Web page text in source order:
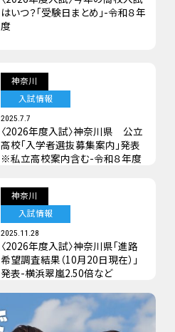
はいつ？「受験日まとめ」-令和８年
度
神奈川
入試情報
2025.7.7
〈2026年度入試〉神奈川県 公立
高校「入学者選抜募集案内」発表
※私立高校案内含む-令和８年度
神奈川
入試情報
2025.11.28
〈2026年度入試〉神奈川県「進路
希望調査結果（10月20日現在）」
発表-横浜翠嵐2.50倍など